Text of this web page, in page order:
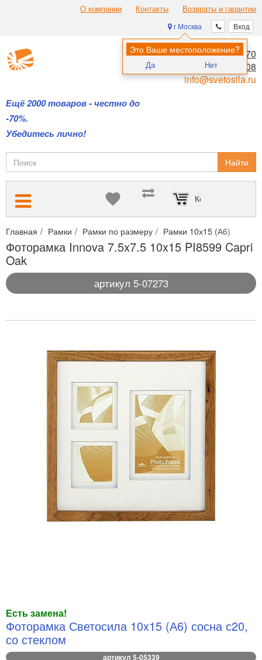
О компании Контакты Возвраты и гарантии
Вход
г Москва
Это Ваше местоположение?
Да Нет
Ещё 2000 товаров - честно до
-70%.
Убедитесь лично!
8 (495) 970-00-70
8 (800) 700-11-08
info@svetosila.ru
Найти
Корзина пуста
Главная Рамки Рамки по размеру Рамки 10х15 (А6)
Фоторамка Innova 7.5x7.5 10x15 PI8599 Capri
Oak
артикул 5-07273
Есть замена!
Фоторамка Светосила 10x15 (А6) сосна с20,
со стеклом
артикул 5-05339